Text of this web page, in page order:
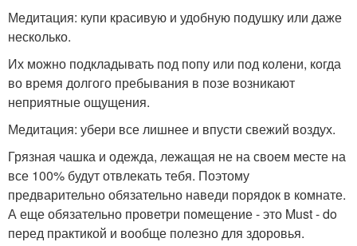
Медитация: купи красивую и удобную подушку или даже
несколько.
Их можно подкладывать под попу или под колени, когда
во время долгого пребывания в позе возникают
неприятные ощущения.
Медитация: убери все лишнее и впусти свежий воздух.
Грязная чашка и одежда, лежащая не на своем месте на
все 100% будут отвлекать тебя. Поэтому
предварительно обязательно наведи порядок в комнате.
А еще обязательно проветри помещение - это Must - do
перед практикой и вообще полезно для здоровья.